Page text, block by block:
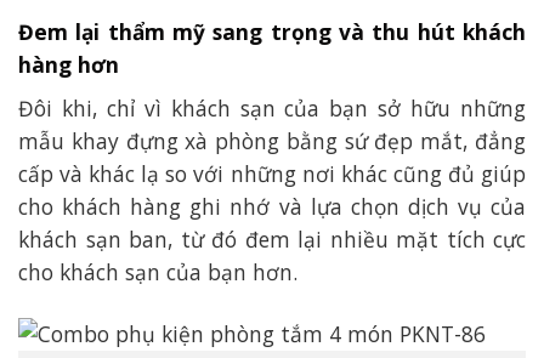
Đem lại thẩm mỹ sang trọng và thu hút khách
hàng hơn
Đôi khi, chỉ vì khách sạn của bạn sở hữu những
mẫu khay đựng xà phòng bằng sứ đẹp mắt, đẳng
cấp và khác lạ so với những nơi khác cũng đủ giúp
cho khách hàng ghi nhớ và lựa chọn dịch vụ của
khách sạn ban, từ đó đem lại nhiều mặt tích cực
cho khách sạn của bạn hơn.